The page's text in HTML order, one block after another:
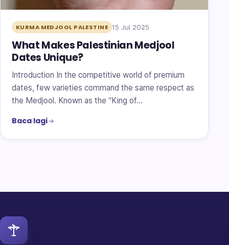
KURMA MEDJOOL PALESTINE 15 Jul 2025
What Makes Palestinian Medjool
Dates Unique?
Introduction In the competitive world of premium
dates, few varieties command the same respect as
the Medjool. Known as the “King of…
Baca lagi